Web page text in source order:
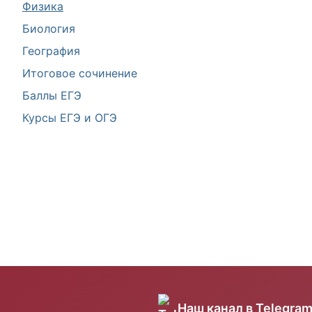
Физика
Биология
География
Итоговое сочинение
Баллы ЕГЭ
Курсы ЕГЭ и ОГЭ
Наш канал в Telegram